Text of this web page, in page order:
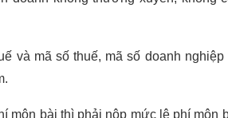
và mã số thuế, mã số doanh nghiệp
môn bài thì phải nộp mức lệ phí môn